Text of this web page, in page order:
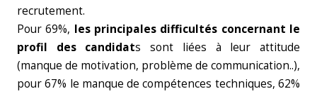
recrutement.
Pour 69%, les principales difficultés concernant le
profil des candidats sont liées à leur attitude
(manque de motivation, problème de communication..),
pour 67% le manque de compétences techniques, 62%